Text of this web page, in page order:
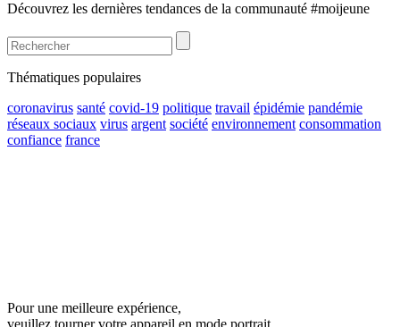
Découvrez les dernières tendances de la communauté #moijeune
Thématiques populaires
coronavirus santé covid-19 politique travail épidémie pandémie
réseaux sociaux virus argent société environnement consommation
confiance france
Pour une meilleure expérience,